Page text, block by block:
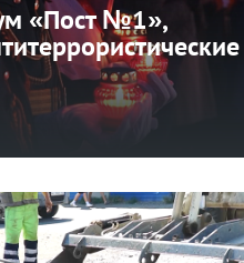
«Пост №1»,